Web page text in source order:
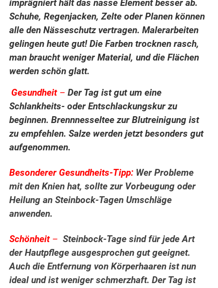
imprägniert hält das nasse Element besser ab.
Schuhe, Regenjacken, Zelte oder Planen können
alle den Nässeschutz vertragen. Malerarbeiten
gelingen heute gut! Die Farben trocknen rasch,
man braucht weniger Material, und die Flächen
werden schön glatt.
Gesundheit –Der Tag ist gut um eine
Schlankheits- oder Entschlackungskur zu
beginnen. Brennnesseltee zur Blutreinigung ist
zu empfehlen. Salze werden jetzt besonders gut
aufgenommen.
Besonderer Gesundheits-Tipp: Wer Probleme
mit den Knien hat, sollte zur Vorbeugung oder
Heilung an Steinbock-Tagen Umschläge
anwenden.
Schönheit–Steinbock-Tage sind für jede Art
der Hautpflege ausgesprochen gut geeignet.
Auch die Entfernung von Körperhaaren ist nun
ideal und ist weniger schmerzhaft. Der Tag ist